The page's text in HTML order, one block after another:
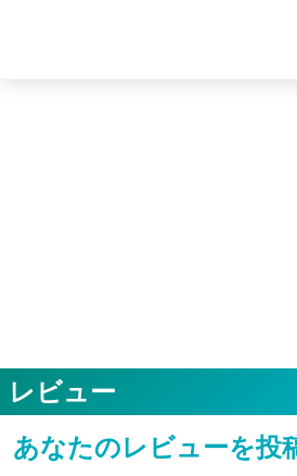
レビュー
あなたのレビューを投